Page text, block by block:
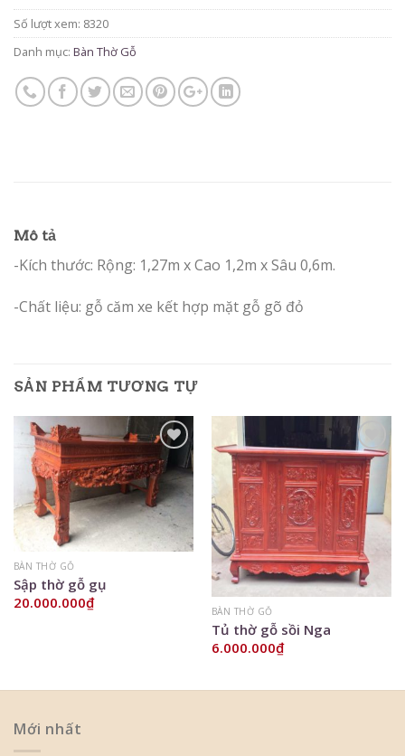
Số lượt xem: 8320
Danh mục: Bàn Thờ Gỗ
Mô tả
-Kích thước: Rộng: 1,27m x Cao 1,2m x Sâu 0,6m.
-Chất liệu: gỗ căm xe kết hợp mặt gỗ gõ đỏ
SẢN PHẨM TƯƠNG TỰ
Add to
Wishlist
BÀN THỜ GỖ
Sập thờ gỗ gụ
20.000.000₫
Add to
Wishlist
BÀN THỜ GỖ
Tủ thờ gỗ sồi Nga
6.000.000₫
Mới nhất